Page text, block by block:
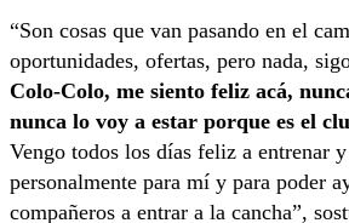
“Son cosas que van pasando en el
oportunidades, ofertas, pero nada,
Colo-Colo, me siento feliz acá,
nunca lo voy a estar porque es el
Vengo todos los días feliz a entrenar
personalmente para mí y para poder
compañeros a entrar a la cancha”,